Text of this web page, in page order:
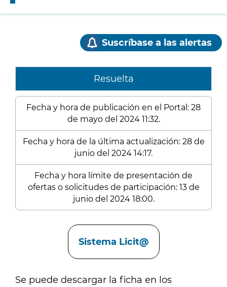
Suscríbase a las alertas
Resuelta
Fecha y hora de publicación en el Portal: 28
de mayo del 2024 11:32.
Fecha y hora de la última actualización: 28 de
junio del 2024 14:17.
Fecha y hora límite de presentación de
ofertas o solicitudes de participación: 13 de
junio del 2024 18:00.
Sistema Licit@
Se puede descargar la ficha en los